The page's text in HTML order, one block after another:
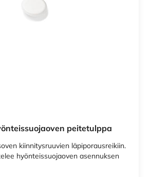
peitetulppa
kiinnitysruuvien läpiporausreikiin.
hyönteissuojaoven asennuksen